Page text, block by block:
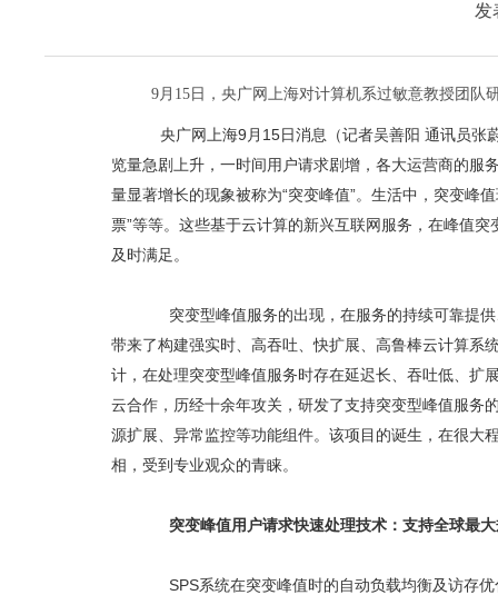
发
9月15日，央广网上海对计算机系过敏意教授团队
央广网上海9月15日消息（记者吴善阳 通讯员张
览量急剧上升，一时间用户请求剧增，各大运营商的服
量显著增长的现象被称为“突变峰值”。生活中，突变峰
票”等等。这些基于云计算的新兴互联网服务，在峰值
及时满足。
突变型峰值服务的出现，在服务的持续可靠提供
带来了构建强实时、高吞吐、快扩展、高鲁棒云计算系
计，在处理突变型峰值服务时存在延迟长、吞吐低、扩
云合作，历经十余年攻关，研发了支持突变型峰值服务
源扩展、异常监控等功能组件。该项目的诞生，在很大
相，受到专业观众的青睐。
突变峰值用户请求快速处理技术：支持全球最
SPS系统在突变峰值时的自动负载均衡及访存优